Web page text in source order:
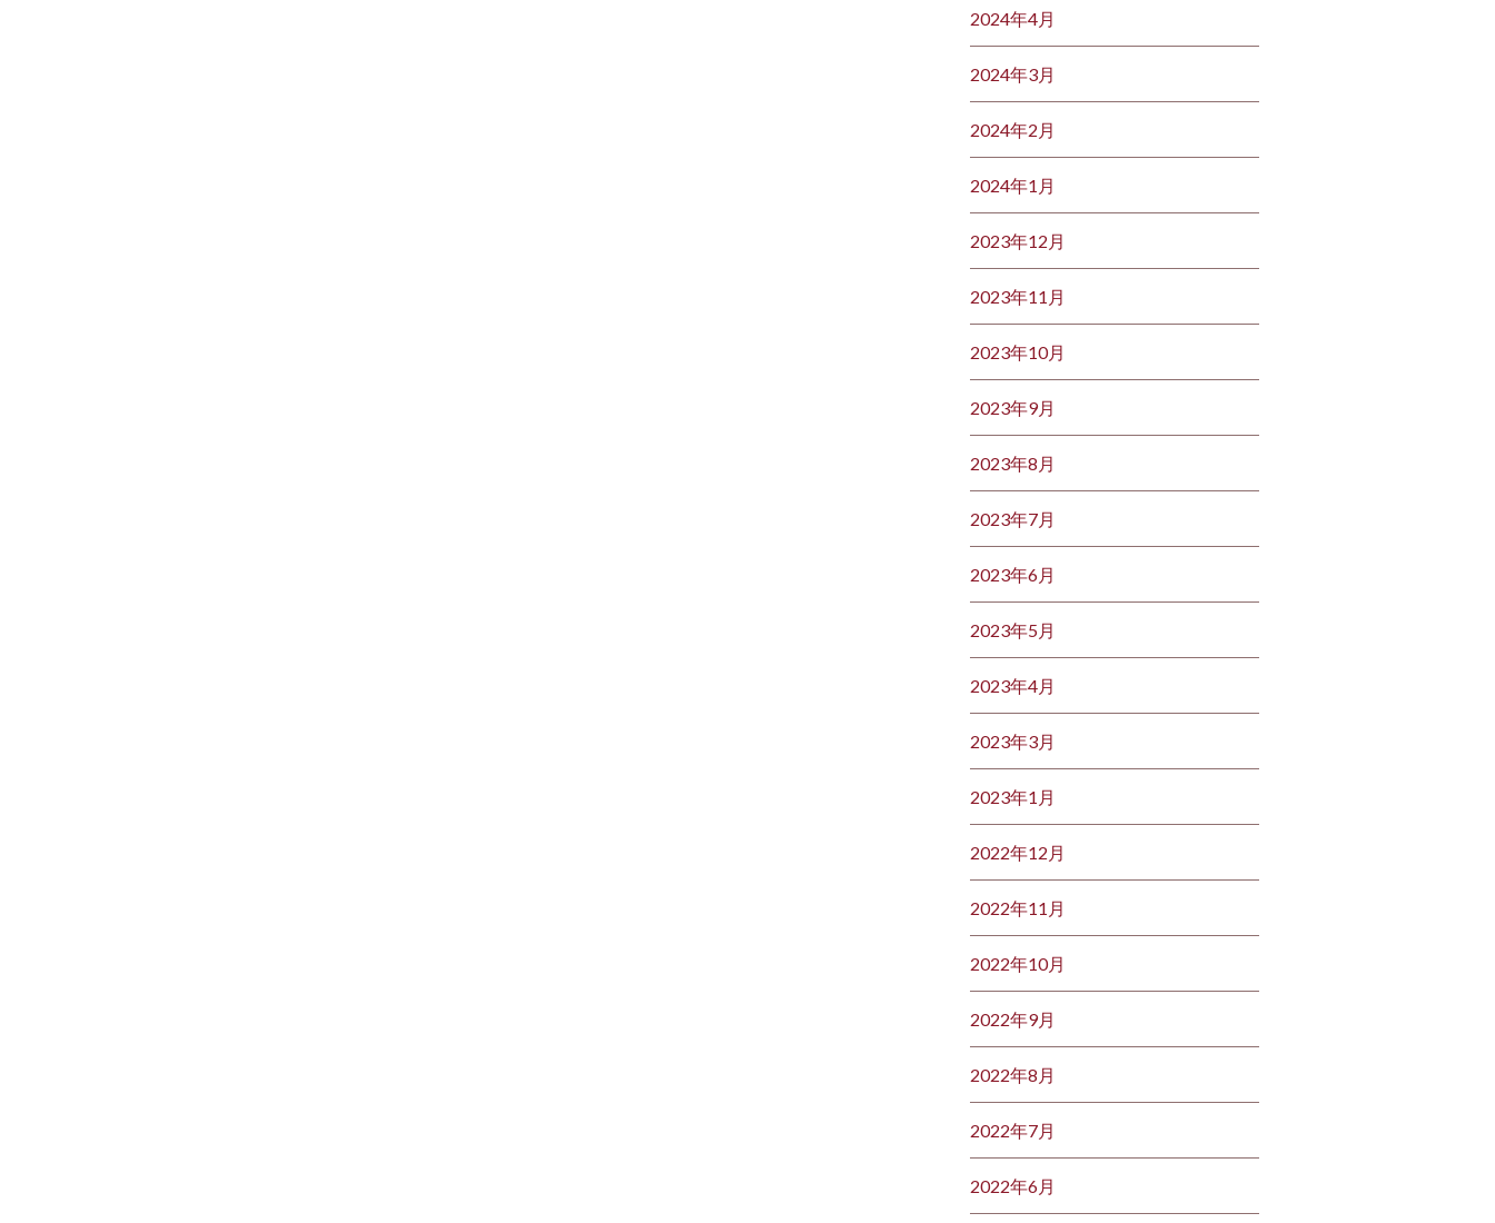
2024年4月
2024年3月
2024年2月
2024年1月
2023年12月
2023年11月
2023年10月
2023年9月
2023年8月
2023年7月
2023年6月
2023年5月
2023年4月
2023年3月
2023年1月
2022年12月
2022年11月
2022年10月
2022年9月
2022年8月
2022年7月
2022年6月